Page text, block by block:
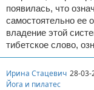
появилась, что
самостоятельно ее
владение этой
тибетское слово,
Ирина Стацевич 28-03-
Йога и пилатес